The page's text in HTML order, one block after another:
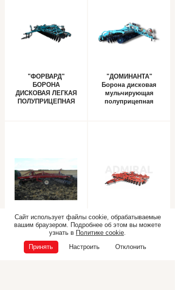
"ФОРВАРД"
БОРОНА
ДИСКОВАЯ ЛЕГКАЯ
ПОЛУПРИЦЕПНАЯ
"ДОМИНАНТА"
Борона дисковая
мульчирующая
полуприцепная
Дисковая борона
Salford 870
Тяжелая прицепная
складная борона
ADMIRAL
Сайт использует файлы cookie, обрабатываемые
вашим браузером. Подробнее об этом вы можете
узнать в Политике cookie.
Принять
Настроить Отклонить